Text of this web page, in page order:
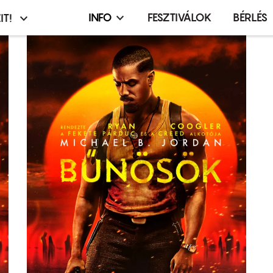
Infó,
esemény,
terembérlés
menü
INFO FESZTIVÁLOK BÉRLÉS